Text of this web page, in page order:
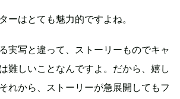
ーはとても魅力的ですよね。
実写と違って、ストーリーものでキャ
難しいことなんですよ。だから、嬉し
れから、ストーリーが急展開してもフ